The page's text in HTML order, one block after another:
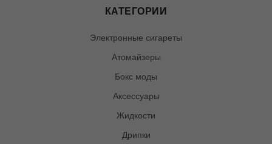
КАТЕГОРИИ
Электронные сигареты
Атомайзеры
Бокс моды
Аксессуары
Жидкости
Дрипки